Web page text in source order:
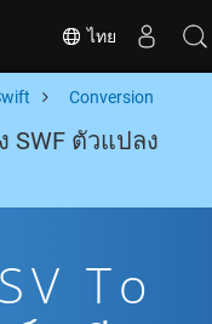
ไทย
Conversion
SWF ตัวแปลง
To